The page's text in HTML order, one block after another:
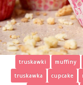
truskawki muffiny
truskawka
cupcake